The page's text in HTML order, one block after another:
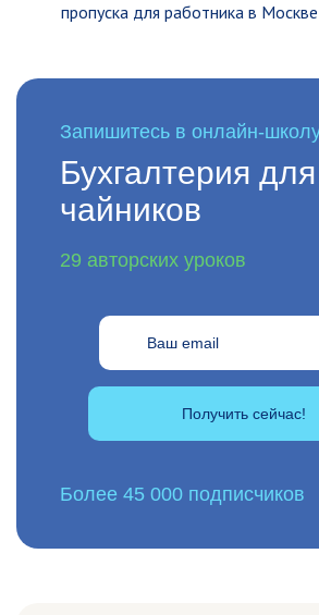
пропуска для работника в Москве
Запишитесь в онлайн-
Бухгалтерия для
чайников
29 авторских уроков
Получить сейчас!
Более 45 000 подписчиков